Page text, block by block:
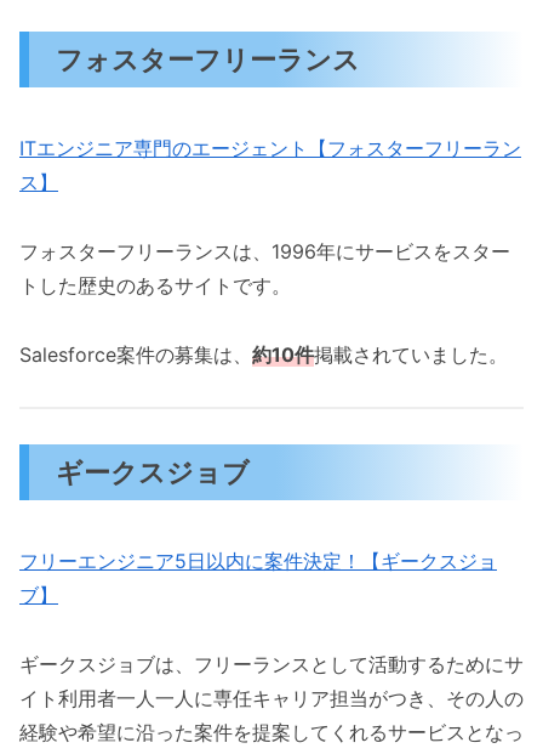
フォスターフリーランス
ITエンジニア専門のエージェント【フォスターフリーラン
ス】
フォスターフリーランスは、1996年にサービスをスター
トした歴史のあるサイトです。
Salesforce案件の募集は、 約10件掲載されていました。
ギークスジョブ
フリーエンジニア5日以内に案件決定！【ギークスジョ
ブ】
ギークスジョブは、フリーランスとして活動するためにサ
イト利用者一人一人に専任キャリア担当がつき、その人の
経験や希望に沿った案件を提案してくれるサービスとなっ